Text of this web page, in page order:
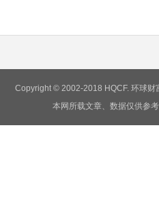
Copyright © 2002-2018 HQCF. 环球
本网所载文章、数据仅供参